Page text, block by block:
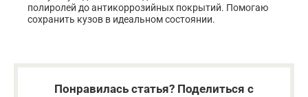
полиролей до антикоррозийных покрытий. Помогаю
сохранить кузов в идеальном состоянии.
Понравилась статья? Поделиться с